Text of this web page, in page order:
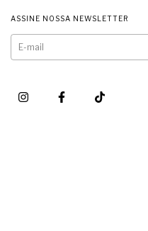
ASSINE NOSSA NEWSLETTER